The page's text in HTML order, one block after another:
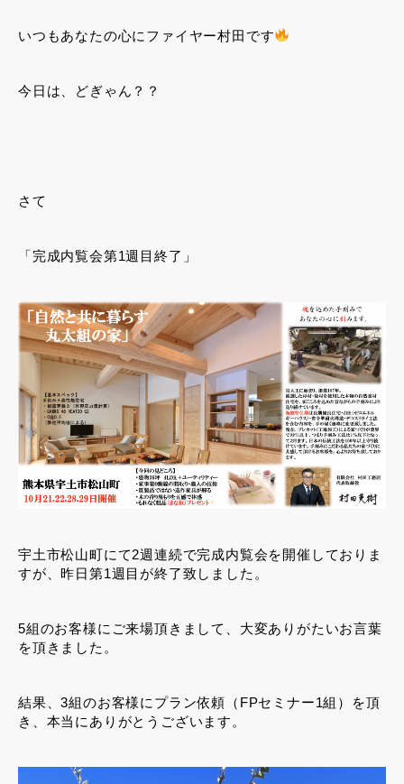
いつもあなたの心にファイヤー村田です
今日は、どぎゃん？？
さて
「完成内覧会第1週目終了」
宇土市松山町にて2週連続で完成内覧会を開催しておりま
すが、昨日第1週目が終了致しました。
5組のお客様にご来場頂きまして、大変ありがたいお言葉
を頂きました。
結果、3組のお客様にプラン依頼（FPセミナー1組）を頂
き、本当にありがとうございます。